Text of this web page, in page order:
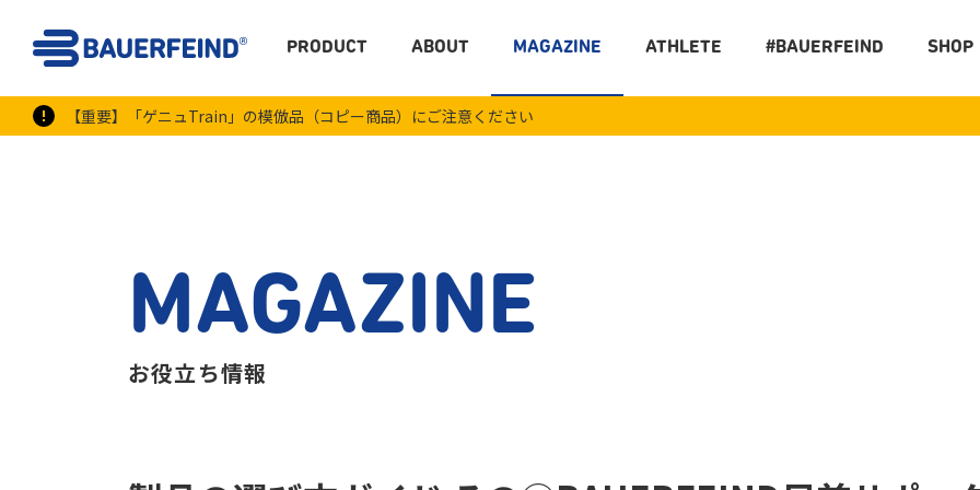
【重要】「ゲニュTrain」の模倣品（コピー商品）にご注意ください
PRODUCT ABOUT MAGAZINE ATHLETE #BAUERFEIND SHOP
MAGAZINE
お役立ち情報